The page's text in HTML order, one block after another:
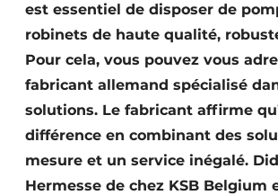
est essentiel de disposer de
robinets de haute qualité,
Pour cela, vous pouvez vous
fabricant allemand spécialisé
solutions. Le fabricant affirme
différence en combinant des
mesure et un service inégalé.
Hermesse de chez KSB Belgium